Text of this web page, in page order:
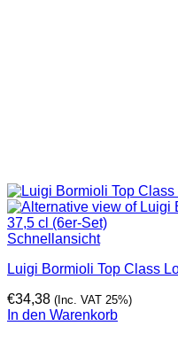
Schnellansicht
Luigi Bormioli Top Class
€34,38 (Inc. VAT 25%)
In den Warenkorb